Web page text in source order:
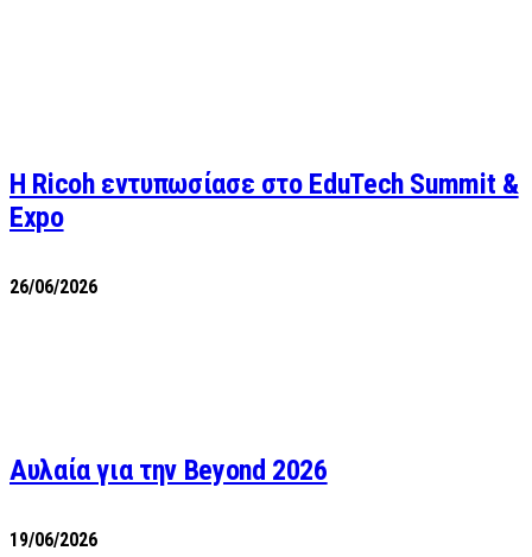
Η Ricoh εντυπωσίασε στο EduTech Summit &
Expo
26/06/2026
Αυλαία για την Beyond 2026
19/06/2026